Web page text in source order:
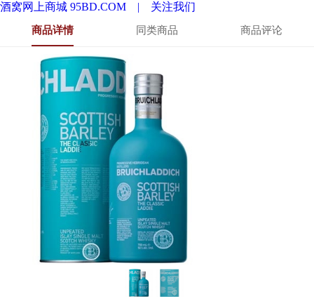
酒窝网上商城 95BD.COM | 关注我们
商品详情 同类商品 商品评论